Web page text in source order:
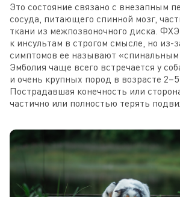
Это состояние связано с внезапным
сосуда, питающего спинной мозг,
ткани из межпозвоночного диска.
к инсультам в строгом смысле, но из-
симптомов ее называют «спинальным
Эмболия чаще всего встречается у
и очень крупных пород в возрасте 2–5
Пострадавшая конечность или
частично или полностью терять